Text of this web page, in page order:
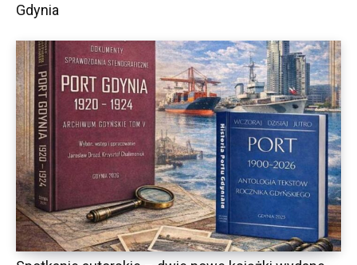
Gdynia